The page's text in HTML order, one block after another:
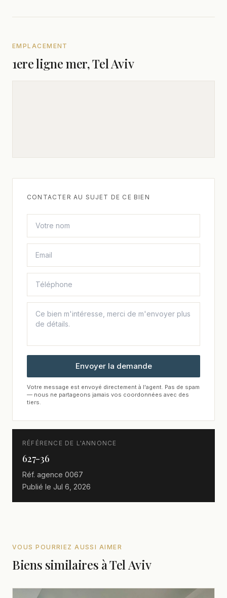
EMPLACEMENT
1ere ligne mer, Tel Aviv
CONTACTER AU SUJET DE CE BIEN
Envoyer la demande
Votre message est envoyé directement à l'agent. Pas de spam
— nous ne partageons jamais vos coordonnées avec des
tiers.
RÉFÉRENCE DE L'ANNONCE
627-36
Réf. agence 0067
Publié le Jul 6, 2026
VOUS POURRIEZ AUSSI AIMER
Biens similaires à Tel Aviv